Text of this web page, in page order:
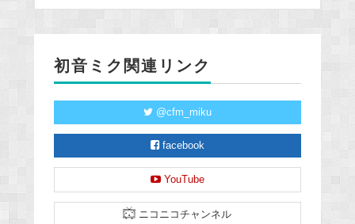
初音ミク関連リンク
@cfm_miku
facebook
YouTube
ニコニコチャンネル